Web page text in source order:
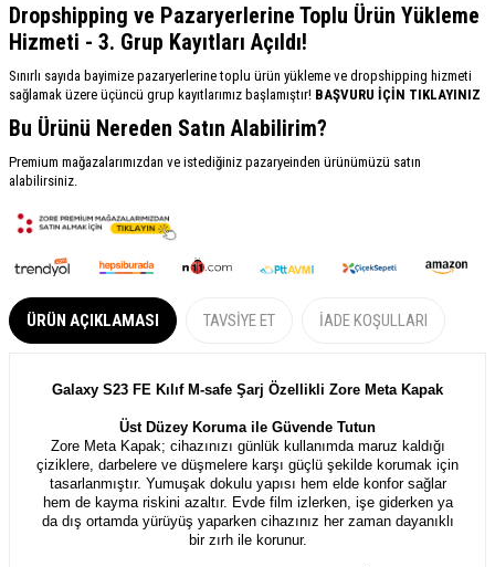
Dropshipping ve Pazaryerlerine Toplu Ürün Yükleme
Hizmeti - 3. Grup Kayıtları Açıldı!
Sınırlı sayıda bayimize pazaryerlerine toplu ürün yükleme ve dropshipping hizmeti
sağlamak üzere üçüncü grup kayıtlarımız başlamıştır! BAŞVURU İÇİN TIKLAYINIZ
Bu Ürünü Nereden Satın Alabilirim?
Premium mağazalarımızdan ve istediğiniz pazaryeinden ürünümüzü satın
alabilirsiniz.
ÜRÜN AÇIKLAMASI TAVSIYE ET İADE KOŞULLARI
Galaxy S23 FE Kılıf M-safe Şarj Özellikli Zore Meta Kapak
Üst Düzey Koruma ile Güvende Tutun
Zore Meta Kapak; cihazınızı günlük kullanımda maruz kaldığı
çiziklere, darbelere ve düşmelere karşı güçlü şekilde korumak için
tasarlanmıştır. Yumuşak dokulu yapısı hem elde konfor sağlar
hem de kayma riskini azaltır. Evde film izlerken, işe giderken ya
da dış ortamda yürüyüş yaparken cihazınız her zaman dayanıklı
bir zırh ile korunur.